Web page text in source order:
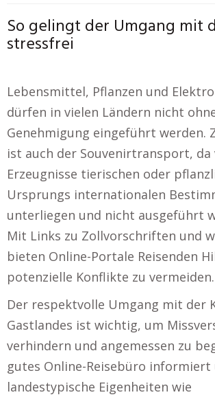
So gelingt der Umgang mit
stressfrei
Lebensmittel, Pflanzen und
dürfen in vielen Ländern nicht
Genehmigung eingeführt werden.
ist auch der Souvenirtransport, da
Erzeugnisse tierischen oder
Ursprungs internationalen
unterliegen und nicht ausgeführt
Mit Links zu Zollvorschriften und
bieten Online-Portale Reisenden
potenzielle Konflikte zu vermeiden.
Der respektvolle Umgang mit der
Gastlandes ist wichtig, um
verhindern und angemessen zu
gutes Online-Reisebüro informiert
landestypische Eigenheiten wie